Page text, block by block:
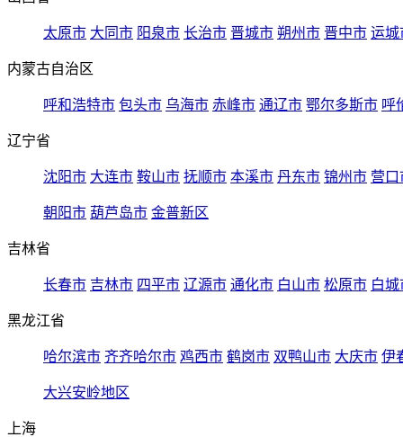
太原市 大同市 阳泉市 长治市 晋城市 朔州市 晋中市 运城
内蒙古自治区
呼和浩特市 包头市 乌海市 赤峰市 通辽市 鄂尔多斯市 呼
辽宁省
沈阳市 大连市 鞍山市 抚顺市 本溪市 丹东市 锦州市 营口
朝阳市 葫芦岛市 金普新区
吉林省
长春市 吉林市 四平市 辽源市 通化市 白山市 松原市 白城
黑龙江省
哈尔滨市 齐齐哈尔市 鸡西市 鹤岗市 双鸭山市 大庆市 伊
大兴安岭地区
上海